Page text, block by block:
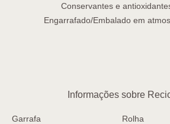
Conservantes e
Engarrafado/Embalado em
Informações sobre
Garrafa Rolha